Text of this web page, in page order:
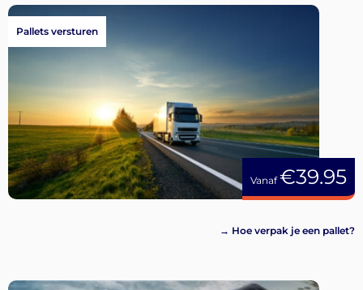
Vanaf€39.95
Pallets versturen
→ Hoe verpak je een pallet?